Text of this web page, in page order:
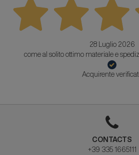
28 Luglio 2026
come al solito ottimo materiale e
Acquirente
CONTACTS
+39 335 1665111